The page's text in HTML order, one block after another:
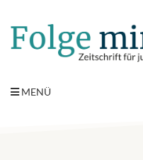
MENÜ